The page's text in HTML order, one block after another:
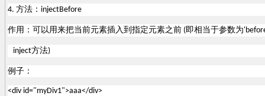
4. 方法： injectBefore
作用：可以用来把当前元素插入到指定元素之前 (即相当于参数为
inject方法)
例子：
<div id="myDiv1">aaa</div>